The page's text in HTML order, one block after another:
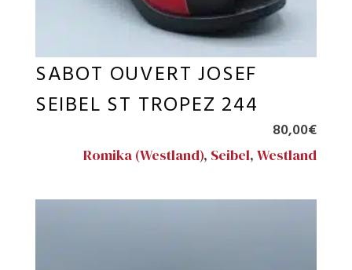
SABOT OUVERT JOSEF
SEIBEL ST TROPEZ 244
80,00€
Romika (Westland), Seibel,Westland